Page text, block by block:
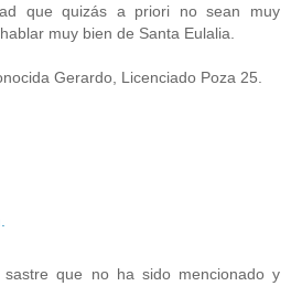
que quizás a priori no sean muy
muy bien de Santa Eulalia.
Gerardo, Licenciado Poza 25.
sastre que no ha sido mencionado y